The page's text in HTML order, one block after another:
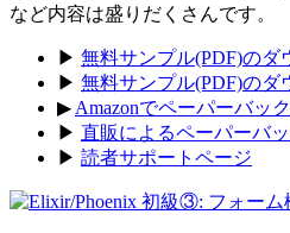
など内容は盛りだくさんです。
▶ 無料サンプル(PDF)のダ
▶ 無料サンプル(PDF)のダ
▶ Amazonでペーパーバッ
▶ 直販によるペーパーバ
▶ 読者サポートページ